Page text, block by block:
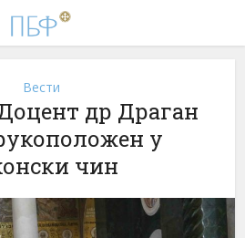
Вести
др Драган
у
чин